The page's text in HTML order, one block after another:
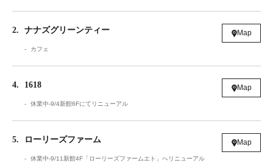
2 ナナズグリーンティー
カフェ
Map
4 1618
休業中-9/4新館6Fにてリニューアル
Map
5 ローリーズファーム
休業中-9/11新館4F「ローリーズファームエト」へリニューアル
Map